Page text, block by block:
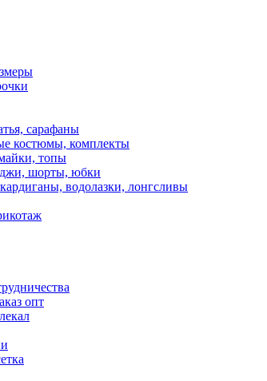
сарафаны
костюмы, комплекты
топы
шорты, юбки
водолазки, лонгсливы
опт